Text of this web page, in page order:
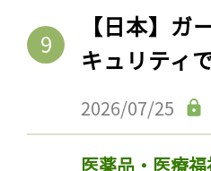
【日本】
キュリティ
2026/07/25
医薬品・医療